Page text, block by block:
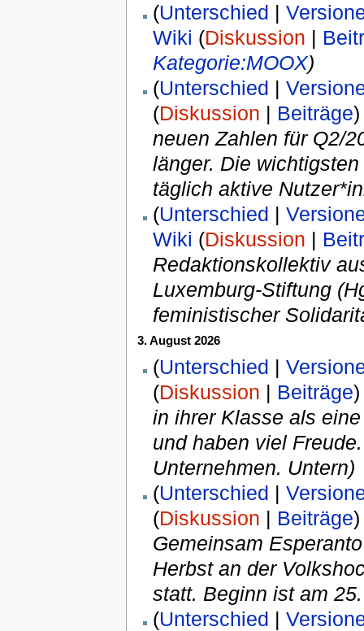
(Unterschied |
Wiki (Diskussion |
Kategorie:MOOX)
(Unterschied |
(Diskussion | Beiträge)
neuen Zahlen für Q2/
länger. Die
täglich aktive
(Unterschied |
Wiki (Diskussion |
Redaktionskollektiv
Luxemburg-Stiftung
feministischer
3. August 2026
(Unterschied |
(Diskussion | Beiträge)
in ihrer Klasse als
und haben viel
Unternehmen. Untern)
(Unterschied |
(Diskussion | Beiträge)
Gemeinsam
Herbst an der
statt. Beginn ist am
(Unterschied |